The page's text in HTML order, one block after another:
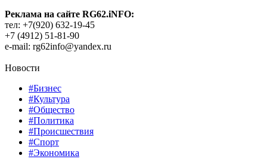
Реклама на сайте RG62.iNFO:
тел: +7(920) 632-19-45
+7 (4912) 51-81-90
e-mail: rg62info@yandex.ru
Новости
#Бизнес
#Культура
#Общество
#Политика
#Происшествия
#Спорт
#Экономика